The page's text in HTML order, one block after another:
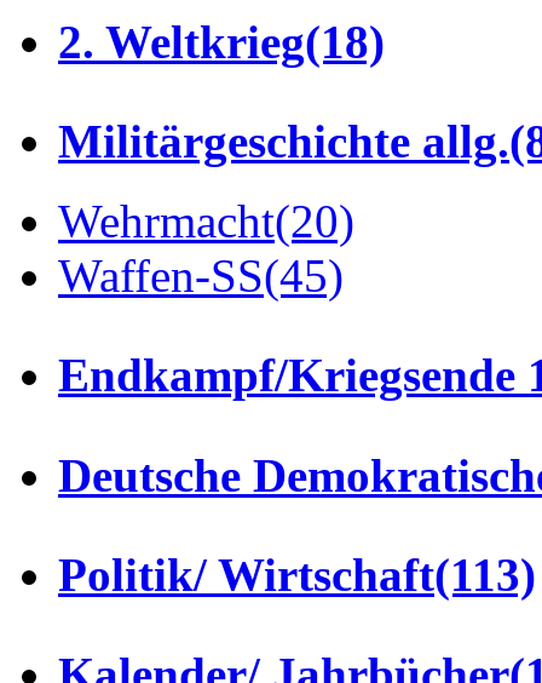
2. Weltkrieg(18)
Militärgeschichte allg.
Wehrmacht(20)
Waffen-SS(45)
Endkampf/Kriegsende
Deutsche
Politik/ Wirtschaft(113)